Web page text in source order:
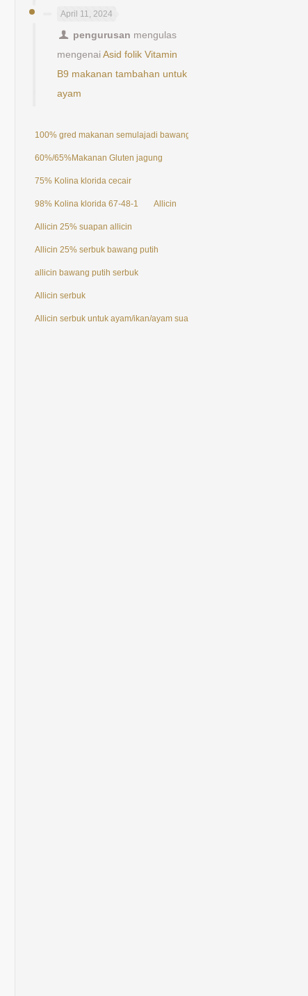
April 11, 2024
pengurusan mengulas
mengenai Asid folik Vitamin
B9 makanan tambahan untuk
ayam
100% gred makanan semulajadi bawang putih ekstrak serbuk Allicin
60%/65%Makanan Gluten jagung
75% Kolina klorida cecair
98% Kolina klorida 67-48-1 Allicin
Allicin 25% suapan allicin
Allicin 25% serbuk bawang putih
allicin bawang putih serbuk
Allicin serbuk
Allicin serbuk untuk ayam/ikan/ayam suapan aditif